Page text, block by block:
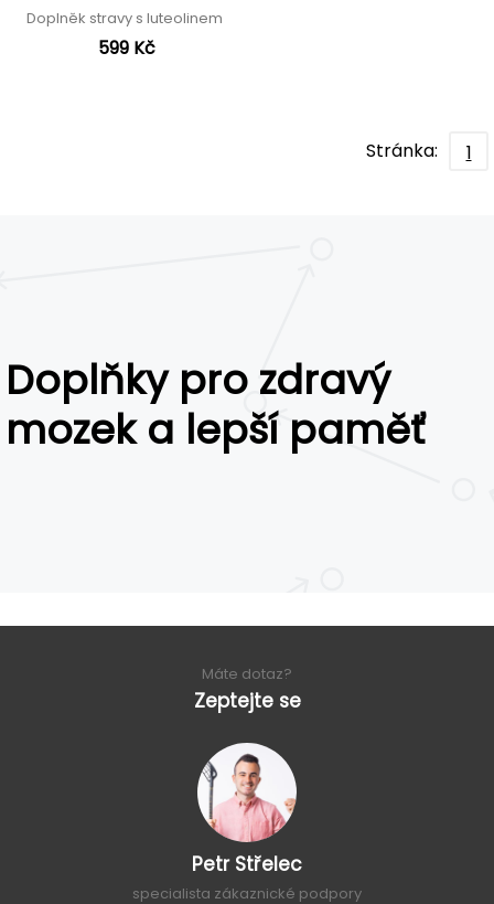
Doplněk stravy s luteolinem
599 Kč
Stránka: 1
Doplňky pro zdravý
mozek a lepší paměť
Máte dotaz?
Zeptejte se
Petr Střelec
specialista zákaznické podpory